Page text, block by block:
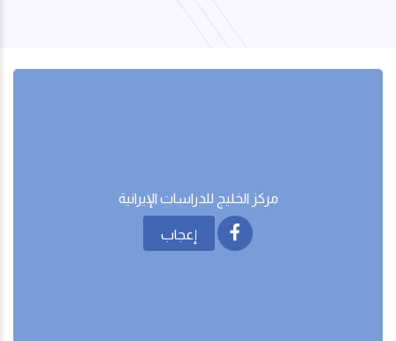
مركز الخليج للدراسات اﻹيرانية
إعجاب